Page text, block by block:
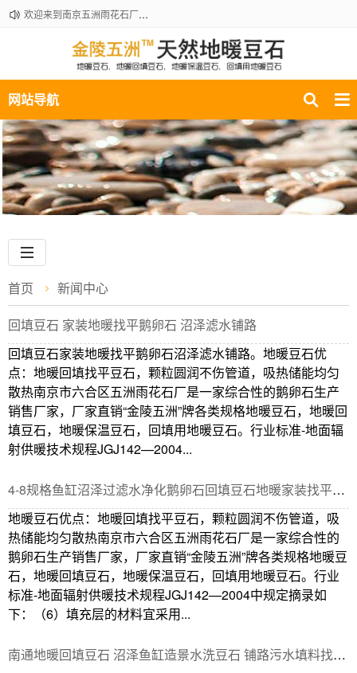
欢迎来到南京五洲雨花石厂地暖豆石销售部！咨询热线：18061210301
网站导航
首页
新闻中心
回填豆石 家装地暖找平鹅卵石 沼泽滤水铺路
回填豆石家装地暖找平鹅卵石沼泽滤水铺路。地暖豆石优
点：地暖回填找平豆石，颗粒圆润不伤管道，吸热储能均匀
散热南京市六合区五洲雨花石厂是一家综合性的鹅卵石生产
销售厂家，厂家直销“金陵五洲”牌各类规格地暖豆石，地暖回
填豆石，地暖保温豆石，回填用地暖豆石。行业标准-地面辐
射供暖技术规程JGJ142—2004...
4-8规格鱼缸沼泽过滤水净化鹅卵石回填豆石地暖家装找平保温填充
地暖豆石优点：地暖回填找平豆石，颗粒圆润不伤管道，吸
热储能均匀散热南京市六合区五洲雨花石厂是一家综合性的
鹅卵石生产销售厂家，厂家直销“金陵五洲”牌各类规格地暖豆
石，地暖回填豆石，地暖保温豆石，回填用地暖豆石。行业
标准-地面辐射供暖技术规程JGJ142—2004中规定摘录如
下：（6）填充层的材料宜采用...
南通地暖回填豆石 沼泽鱼缸造景水洗豆石 铺路污水填料找平地暖石